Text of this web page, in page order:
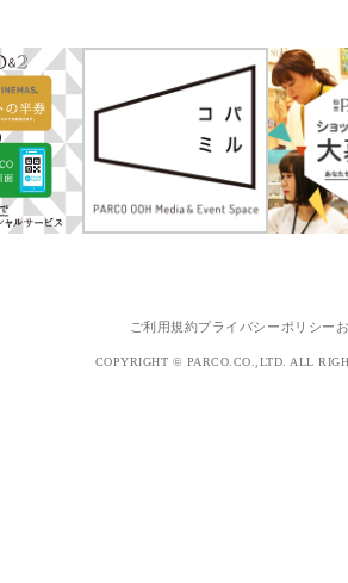
ご利用規約プライバシーポリシー
COPYRIGHT © PARCO.CO.,LTD. ALL